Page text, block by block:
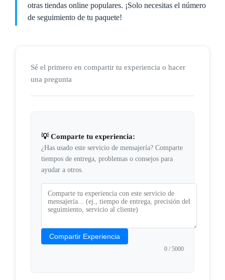
otras tiendas online populares. ¡Solo necesitas el número
de seguimiento de tu paquete!
Sé el primero en compartir tu experiencia o hacer
una pregunta
💡 Comparte tu experiencia:
¿Has usado este servicio de mensajería? Comparte
tiempos de entrega, problemas o consejos para
ayudar a otros.
Compartir Experiencia
0 / 5000